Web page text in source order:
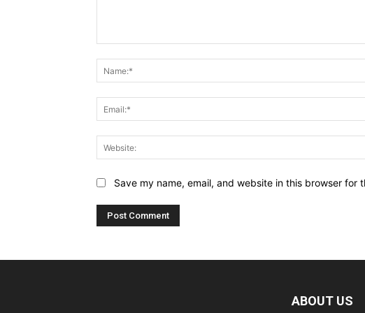
Save my name, email, and website in this browser for
ABOUT US